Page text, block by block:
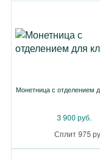
Монетница с отделением
3 900 руб.
Сплит 975